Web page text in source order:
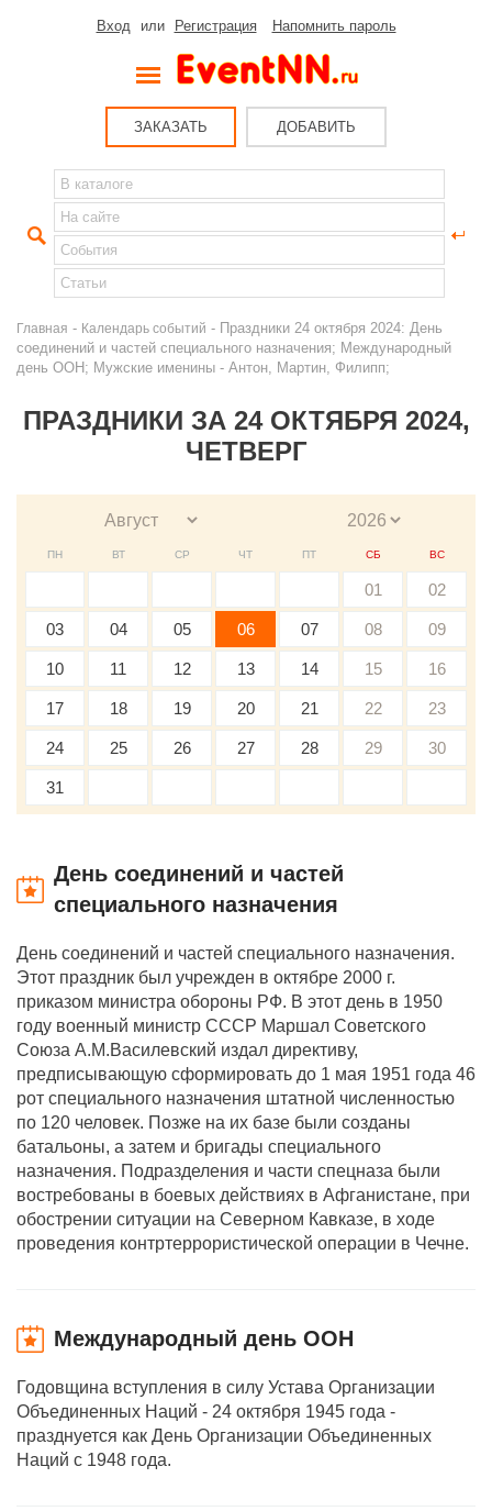
Вход или Регистрация Напомнить пароль
ЗАКАЗАТЬ ДОБАВИТЬ
Главная - Календарь событий - Праздники 24 октября 2024: День
соединений и частей специального назначения; Международный
день ООН; Мужские именины - Антон, Мартин, Филипп;
ПРАЗДНИКИ ЗА 24 ОКТЯБРЯ 2024,
ЧЕТВЕРГ
ПН ВТ СР ЧТ ПТ СБ ВС
01 02
03 04 05 06 07 08 09
10 11 12 13 14 15 16
17 18 19 20 21 22 23
24 25 26 27 28 29 30
31
День соединений и частей
специального назначения
День соединений и частей специального назначения.
Этот праздник был учрежден в октябре 2000 г.
приказом министра обороны РФ. В этот день в 1950
году военный министр СССР Маршал Советского
Союза А.М.Василевский издал директиву,
предписывающую сформировать до 1 мая 1951 года 46
рот специального назначения штатной численностью
по 120 человек. Позже на их базе были созданы
батальоны, а затем и бригады специального
назначения. Подразделения и части спецназа были
востребованы в боевых действиях в Афганистане, при
обострении ситуации на Северном Кавказе, в ходе
проведения контртеррористической операции в Чечне.
Международный день ООН
Годовщина вступления в силу Устава Организации
Объединенных Наций - 24 октября 1945 года -
празднуется как День Организации Объединенных
Наций с 1948 года.